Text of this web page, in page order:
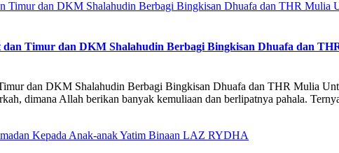
Timur dan DKM Shalahudin Berbagi Bingkisan Dhuafa dan
dan DKM Shalahudin Berbagi Bingkisan Dhuafa dan THR Mulia
dimana Allah berikan banyak kemuliaan dan berlipatnya pahala.